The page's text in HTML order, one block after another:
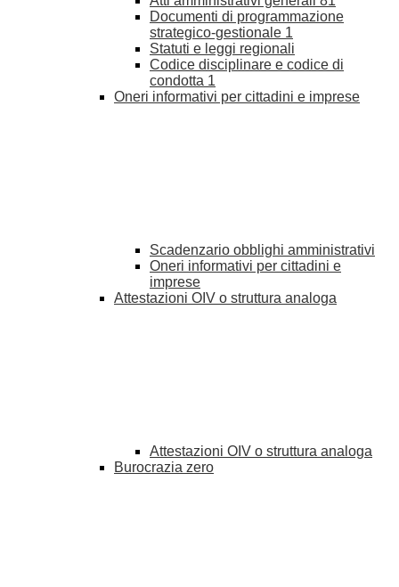
Documenti di programmazione
strategico-gestionale 1
Statuti e leggi regionali
Codice disciplinare e codice di
condotta 1
Oneri informativi per cittadini e imprese
Scadenzario obblighi amministrativi
Oneri informativi per cittadini e
imprese
Attestazioni OIV o struttura analoga
Attestazioni OIV o struttura analoga
Burocrazia zero